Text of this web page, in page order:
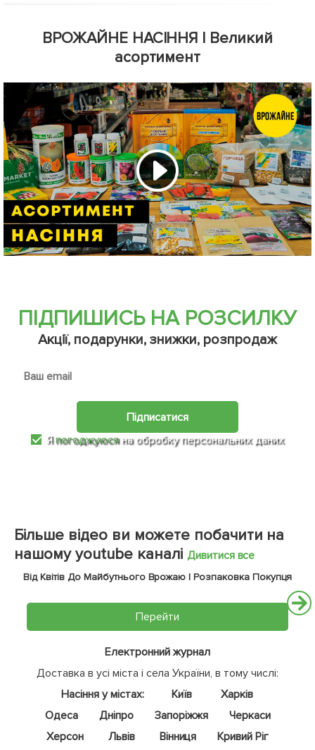
ВРОЖАЙНЕ НАСІННЯ | Великий
асортимент
ПІДПИШИСЬ НА РОЗСИЛКУ
Акції, подарунки, знижки, розпродаж
Підписатися
Япогоджуюсяна обробку персональних даних
Більше відео ви можете побачити на
нашому youtube каналі Дивитися все
Від Квітів До Майбутнього Врожаю | Розпаковка Покупця
Перейти
Електронний журнал
Доставка в усі міста і села України, в тому числі:
Насіння у містах:
Київ
Харків
Одеса
Дніпро Запоріжжя
Черкаси
Херсон
Львів Вінниця
Кривий Ріг